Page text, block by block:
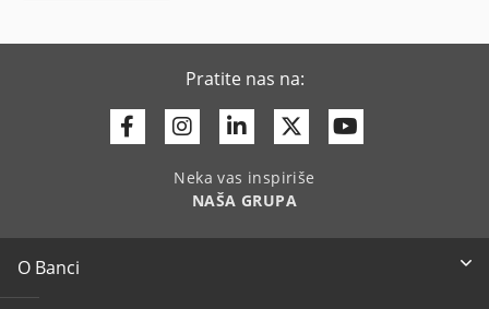
Pratite nas na:
FacebookInstagram
LinkedinTwitter
Neka vas inspiriše
NAŠA GRUPA
O Banci